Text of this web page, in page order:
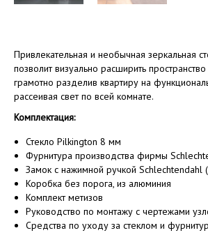
Привлекательная и необычная зеркальная
позволит визуально расширить
грамотно разделив квартиру на
рассеивая свет по всей комнате.
Комплектация:
Стекло Pilkington 8 мм
Фурнитура производства фирмы
Замок с нажимной ручкой Schlechtendahl
Коробка без порога, из алюминия
Комплект метизов
Руководство по монтажу с чертежами
Средства по уходу за стеклом и